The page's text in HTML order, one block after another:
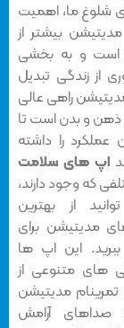
ما، اهمیت
بیشتر از
و به بخشی
زندگی تبدیل
راهی عالی
و بدن است تا
را داشته
های سلامت
وجود دارند،
از بهترین
برای
این اپ ها
متنوعی از
مدیتیشن
آرامش